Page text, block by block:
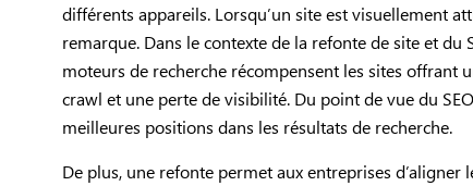
différents appareils. Lorsqu’un site est visuellement
remarque. Dans le contexte de la refonte de site et du
moteurs de recherche récompensent les sites offrant
crawl et une perte de visibilité. Du point de vue du
meilleures positions dans les résultats de recherche.
De plus, une refonte permet aux entreprises